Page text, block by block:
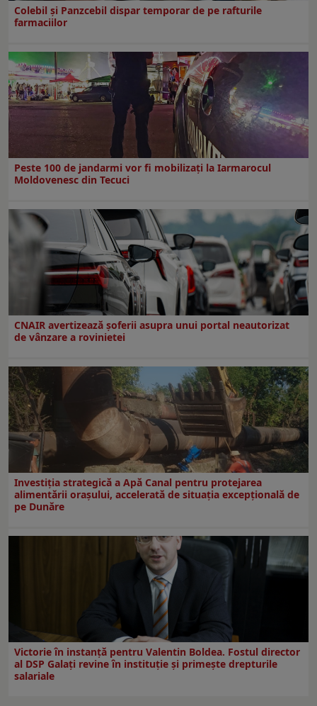
Colebil și Panzcebil dispar temporar de pe rafturile
farmaciilor
Peste 100 de jandarmi vor fi mobilizați la Iarmarocul
Moldovenesc din Tecuci
CNAIR avertizează șoferii asupra unui portal neautorizat
de vânzare a rovinietei
Investiția strategică a Apă Canal pentru protejarea
alimentării orașului, accelerată de situația excepțională de
pe Dunăre
Victorie în instanță pentru Valentin Boldea. Fostul director
al DSP Galați revine în instituție și primește drepturile
salariale